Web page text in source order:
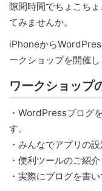
隙間時間でちょこち
てみませんか。
iPhoneから
ークショップを開催し
ワークショップ
・WordPressブログ
す。
・みんなでアプリの
・便利ツールのご紹介
・実際にブログを書